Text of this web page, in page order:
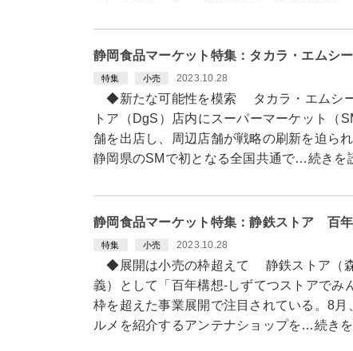
静岡食品マーケット特集：タカラ・エムシ
特集 小売 2023.10.28
◆新たな可能性を模索 タカラ・エムシー
トア（DgS）店内にスーパーマーケット（
舗を出店し、周辺店舗が戦略の刷新を迫ら
静岡県のSMで初となる全国共通で…続きを
静岡食品マーケット特集：静鉄ストア 百
特集 小売 2023.10.28
◆展開は小売の枠超えて 静鉄ストア（森
義）として「百年構想-しずてつストアでみ
枠を超えた事業展開で注目されている。8
ルメを紹介するアンテナショップを…続き